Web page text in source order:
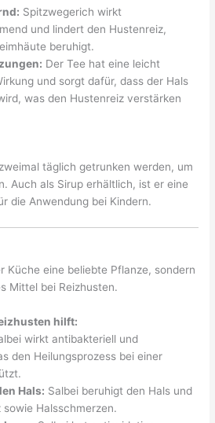
Spitzwegerich wirkt
und lindert den Hustenreiz,
beruhigt.
Der Tee hat eine leicht
und sorgt dafür, dass der Hals
was den Hustenreiz verstärken
täglich getrunken werden, um
Auch als Sirup erhältlich, ist er eine
die Anwendung bei Kindern.
Küche eine beliebte Pflanze, sondern
Mittel bei Reizhusten.
hilft:
wirkt antibakteriell und
den Heilungsprozess bei einer
Hals: Salbei beruhigt den Hals und
Halsschmerzen.